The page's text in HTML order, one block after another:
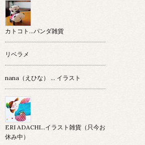
カトコト…パンダ雑貨
リベラメ
nana（えひな） … イラスト
ERI ADACHI...イラスト雑貨（只今お
休み中）